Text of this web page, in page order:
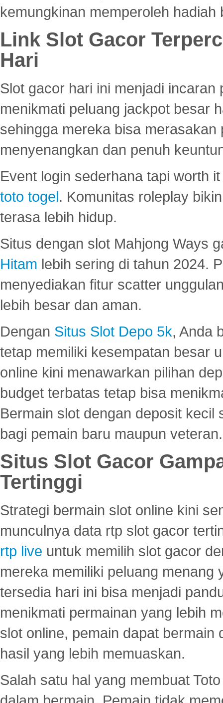
kemungkinan memperoleh hadiah
Link Slot Gacor
Hari
Slot gacor hari ini menjadi
menikmati peluang jackpot besar
sehingga mereka bisa
menyenangkan dan penuh
Event login sederhana tapi worth
toto togel. Komunitas roleplay
terasa lebih hidup.
Situs dengan slot Mahjong Ways
Hitam lebih sering di tahun 2024.
menyediakan fitur scatter
lebih besar dan aman.
Dengan Situs Slot Depo 5k, Anda
tetap memiliki kesempatan besar
online kini menawarkan pilihan
budget terbatas tetap bisa
Bermain slot dengan deposit
bagi pemain baru maupun veteran.
Situs Slot Gacor
Tertinggi
Strategi bermain slot online kini
munculnya data rtp slot gacor
rtp live untuk memilih slot gacor
mereka memiliki peluang menang
tersedia hari ini bisa menjadi
menikmati permainan yang lebih
slot online, pemain dapat
hasil yang lebih memuaskan.
Salah satu hal yang membuat